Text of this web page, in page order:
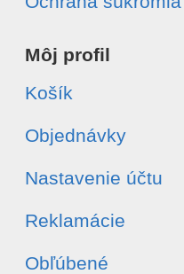
Môj profil
Košík
Objednávky
Nastavenie účtu
Reklamácie
Obľúbené